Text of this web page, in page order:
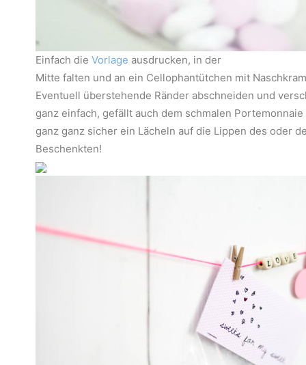
Einfach die Vorlage ausdrucken, in der
Mitte falten und an ein Cellophantütchen mit
Eventuell überstehende Ränder abschneiden und
ganz einfach, gefällt auch dem schmalen
ganz ganz sicher ein Lächeln auf die Lippen des oder
Beschenkten!